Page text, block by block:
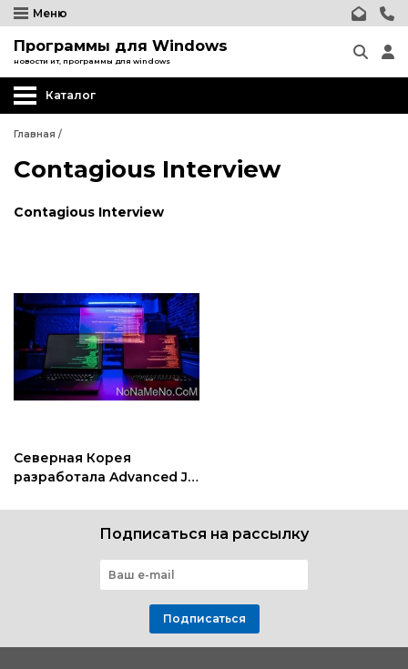
Меню
Программы для Windows
новости ит, программы для windows
Каталог
Главная /
Contagious Interview
Contagious Interview
Северная Корея
разработала Advanced JS
хакерское ПО
Подписаться на рассылку
Подписаться